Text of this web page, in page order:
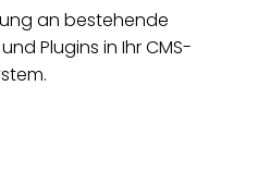
an bestehende
Plugins in Ihr CMS-